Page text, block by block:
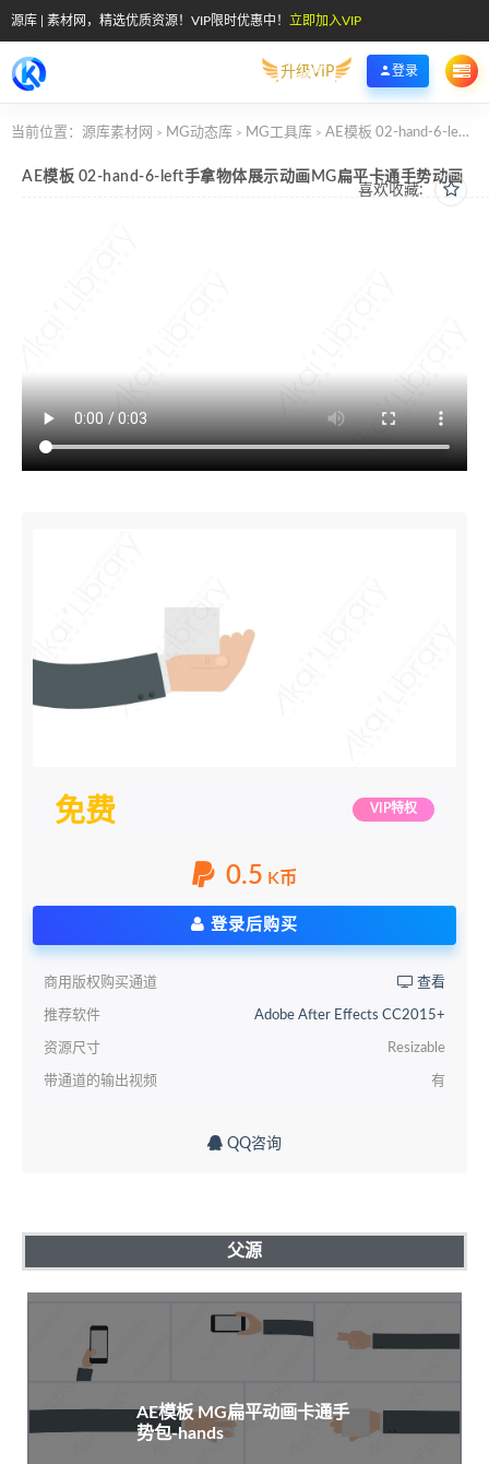
源库 | 素材网，精选优质资源！VIP限时优惠中！ 立即加入VIP
升级VIP 登录
当前位置： 源库素材网 > MG动态库 > MG工具库 > AE模板 02-hand-6-left手拿物体展示动画MG扁平卡通手势动画
喜欢收藏:
AE模板 02-hand-6-left手拿物体展示动画MG扁平卡通手势动画
免费 VIP特权
0.5 K币
登录后购买
商用版权购买通道 查看
推荐软件 Adobe After Effects CC2015+
资源尺寸 Resizable
带通道的输出视频 有
QQ咨询
父源
AE模板 MG扁平动画卡通手
势包-hands